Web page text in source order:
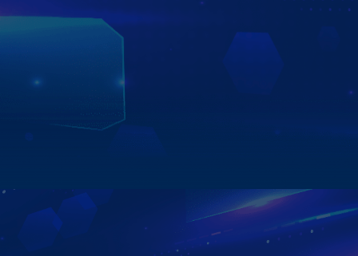
- Tự động cập nhật phần mềm: Luôn mới, luôn mượt mà.
- Hiệu năng ổn định – Thiết kế sang trọng – Tương thích
Zestech ZX10+ Bản Cao Cấp - Màn hình Android ô tô
đáng sở hữu cho mọi tài xế!